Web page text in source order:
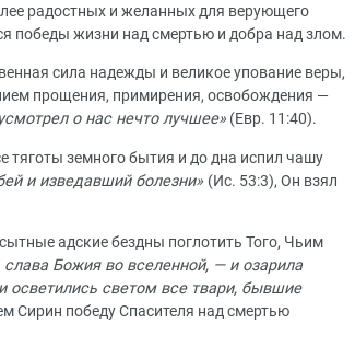
радостных и желанных для верующего
победы жизни над смертью и добра над злом.
сила надежды и великое упование веры,
прощения, примирения, освобождения —
о нас нечто лучшее» (Евр. 11:40).
земного бытия и до дна испил чашу
и изведавший болезни» (Ис. 53:3), Он взял
адские бездны поглотить Того, Чьим
слава Божия во вселенной, — и озарила
светом все твари, бывшие
Сирин победу Спасителя над смертью